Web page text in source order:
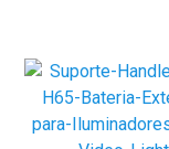
Lapela Mini
um som natural
para